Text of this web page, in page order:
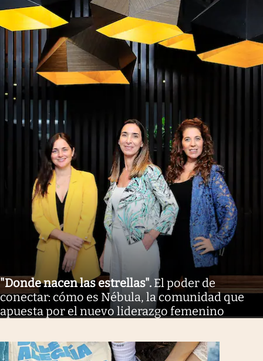
"Donde nacen las estrellas". El poder de
conectar: cómo es Nébula, la comunidad que
apuesta por el nuevo liderazgo femenino